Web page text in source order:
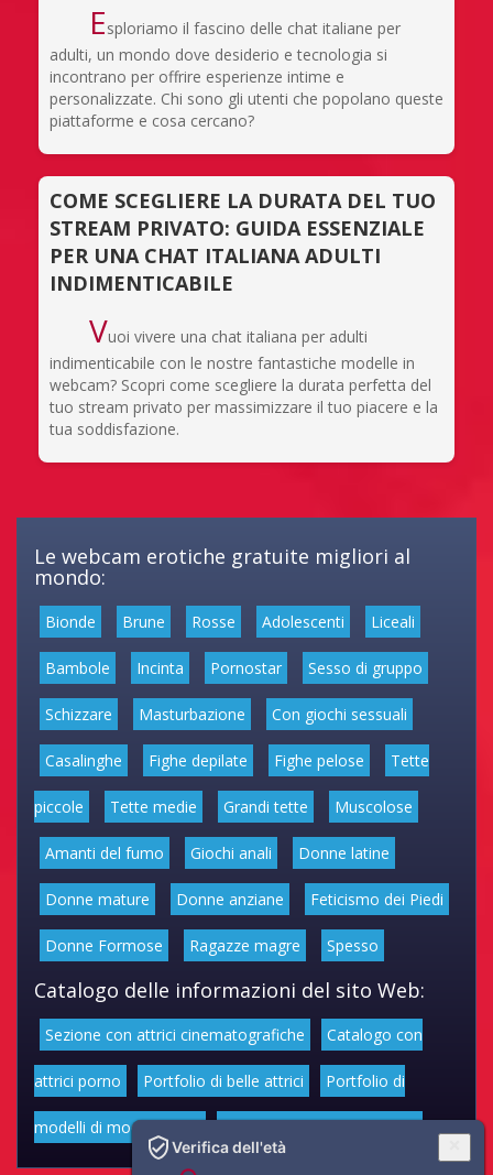
Esploriamo il fascino delle chat italiane per
adulti, un mondo dove desiderio e tecnologia si
incontrano per offrire esperienze intime e
personalizzate. Chi sono gli utenti che popolano queste
piattaforme e cosa cercano?
COME SCEGLIERE LA DURATA DEL TUO
STREAM PRIVATO: GUIDA ESSENZIALE
PER UNA CHAT ITALIANA ADULTI
INDIMENTICABILE
Vuoi vivere una chat italiana per adulti
indimenticabile con le nostre fantastiche modelle in
webcam? Scopri come scegliere la durata perfetta del
tuo stream privato per massimizzare il tuo piacere e la
tua soddisfazione.
Le webcam erotiche gratuite migliori al
mondo:
Bionde Brune Rosse Adolescenti Liceali
Bambole Incinta Pornostar Sesso di gruppo
Schizzare Masturbazione Con giochi sessuali
Casalinghe Fighe depilate Fighe pelose Tette
piccole Tette medie Grandi tette Muscolose
Amanti del fumo Giochi anali Donne latine
Donne mature Donne anziane Feticismo dei Piedi
Donne Formose Ragazze magre Spesso
Catalogo delle informazioni del sito Web:
Sezione con attrici cinematografiche Catalogo con
attrici porno Portfolio di belle attrici Portfolio di
modelli di moda volgari
Verifica dell'età